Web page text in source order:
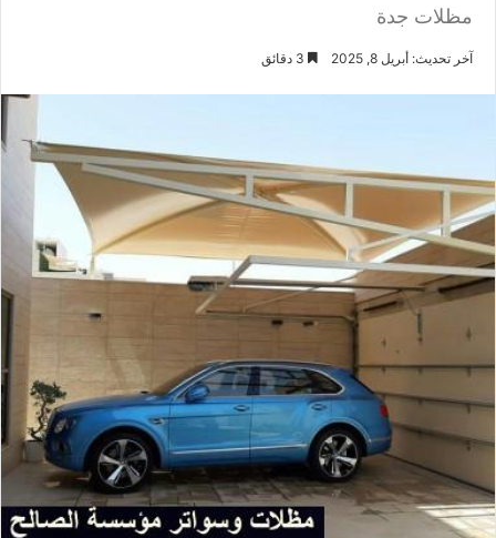
مظلات جدة
آخر تحديث: أبريل 8, 2025